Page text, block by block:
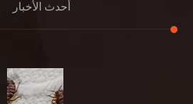
أحدث الأخبار